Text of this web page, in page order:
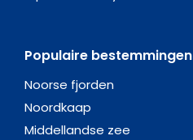
Populaire bestemmingen
Noorse fjorden
Noordkaap
Middellandse zee